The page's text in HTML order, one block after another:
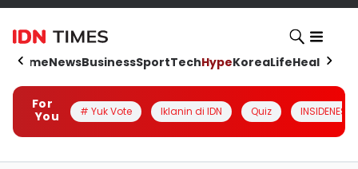
HomeNewsBusinessSportTechHypeKoreaLifeHealth
For
You
# Yuk Vote Iklanin di IDN Quiz INSIDENESIA